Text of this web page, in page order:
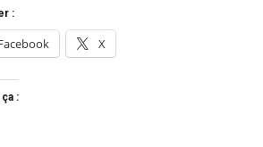
:
X
ça :